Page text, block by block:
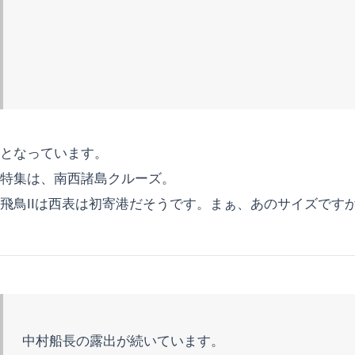
となっています。
特集は、南西諸島クルーズ。
飛鳥IIは西表は初寄港だそうです。まぁ、あのサイズです
中村船長の露出が続いています。